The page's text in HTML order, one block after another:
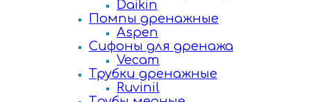
Daikin
Помпы дренажные
Aspen
Сифоны для дренажа
Vecam
Трубки дренажные
Ruvinil